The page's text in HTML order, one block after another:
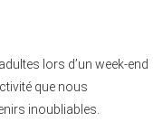
lors d’un week-end
que nous
inoubliables.